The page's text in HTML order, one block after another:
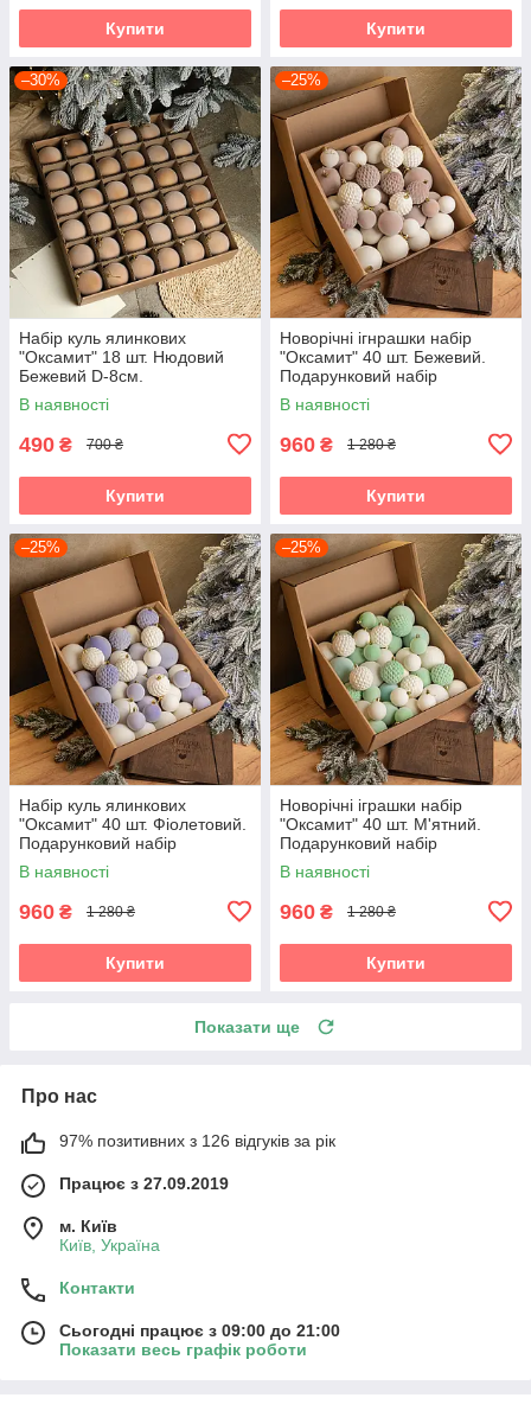
Купити Купити
–30%
Набір куль ялинкових
"Оксамит" 18 шт. Нюдовий
Бежевий D-8см.
Подарунковий набір
ялинкових кульок Кульки на
В наявності
490 ₴ 700 ₴
Купити
–25%
Новорічні ігнрашки набір
"Оксамит" 40 шт. Бежевий.
Подарунковий набір
ялинкових кульок Кульки на
ялинку
В наявності
960 ₴ 1 280 ₴
Купити
–25%
Набір куль ялинкових
"Оксамит" 40 шт. Фіолетовий.
Подарунковий набір
ялинкових кульок Кульки на
ялинку
В наявності
960 ₴ 1 280 ₴
Купити
–25%
Новорічні іграшки набір
"Оксамит" 40 шт. М'ятний.
Подарунковий набір
ялинкових кульок Кульки на
ялинку
В наявності
960 ₴ 1 280 ₴
Купити
Показати ще
Про нас
97% позитивних з 126 відгуків за рік
Працює з 27.09.2019
м. Київ
Київ, Україна
Контакти
Сьогодні працює з 09:00 до 21:00
Показати весь графік роботи